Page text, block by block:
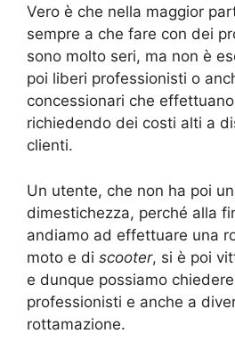
Vero è che nella maggior
sempre a che fare con dei
sono molto seri, ma non è
poi liberi professionisti o
concessionari che
richiedendo dei costi alti a
clienti.
Un utente, che non ha poi
dimestichezza, perché alla
andiamo ad effettuare una
moto e di scooter, si è poi
e dunque possiamo
professionisti e anche a
rottamazione.